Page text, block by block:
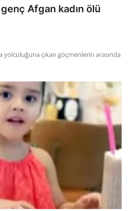
Haritası
Afgan kadın ölü
çıkan göçmenlerin arasında